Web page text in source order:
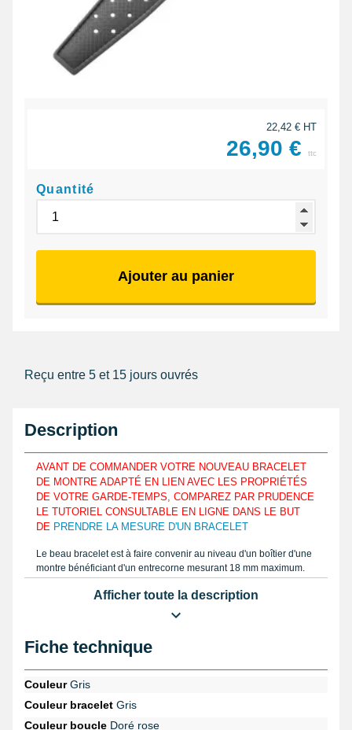
22,42 € HT
26,90 € ttc
Quantité
Ajouter au panier
Reçu entre 5 et 15 jours ouvrés
Description
AVANT DE COMMANDER VOTRE NOUVEAU BRACELET
DE MONTRE ADAPTÉ EN LIEN AVEC LES PROPRIÉTÉS
DE VOTRE GARDE-TEMPS, COMPAREZ PAR PRUDENCE
LE TUTORIEL CONSULTABLE EN LIGNE DANS LE BUT
DE PRENDRE LA MESURE D'UN BRACELET
Le beau bracelet est à faire convenir au niveau d'un boîtier d'une
montre bénéficiant d'un entrecorne mesurant 18 mm maximum.
composé avec du silicone. Déterminez la mensuration au moyen
ou une règle semblable au mode
à acquérir. Le produit est fabriqué avec du silicone.
montre grâce à une
avec sacochede la rubrique
genre de bracelet pour montre, en parcourant les horlogères de
Afficher toute la description
Fiche technique
CouleurGris
Couleur bracelet Gris
Couleur boucle Doré rose